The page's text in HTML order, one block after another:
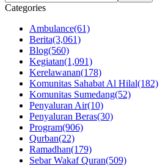
Categories
Ambulance(61)
Berita(3,061)
Blog(560)
Kegiatan(1,091)
Kerelawanan(178)
Komunitas Sahabat Al Hilal(182)
Komunitas Sumedang(52)
Penyaluran Air(10)
Penyaluran Beras(30)
Program(906)
Qurban(22)
Ramadhan(179)
Sebar Wakaf Quran(509)